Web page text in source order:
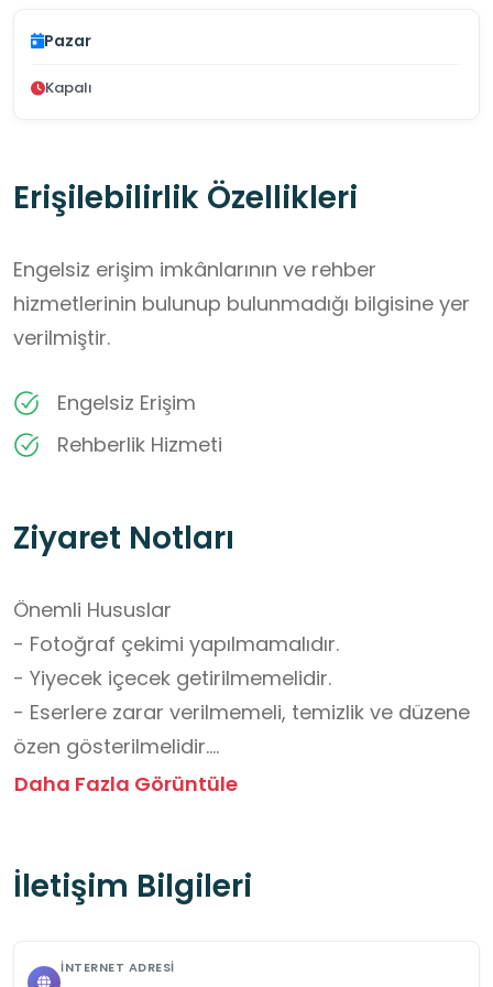
Pazar
Kapalı
Erişilebilirlik Özellikleri
Engelsiz erişim imkânlarının ve rehber
hizmetlerinin bulunup bulunmadığı bilgisine yer
verilmiştir.
Engelsiz Erişim
Rehberlik Hizmeti
Ziyaret Notları
Önemli Hususlar
- Fotoğraf çekimi yapılmamalıdır.
- Yiyecek içecek getirilmemelidir.
- Eserlere zarar verilmemeli, temizlik ve düzene
özen gösterilmelidir.
- Klima, ışık ve diğer materyallerin ayarlarıyla
sorumluluğu ziyaretçilerin kendilerine aittir.
Daha Fazla Görüntüle
İletişim Bilgileri
İNTERNET ADRESI